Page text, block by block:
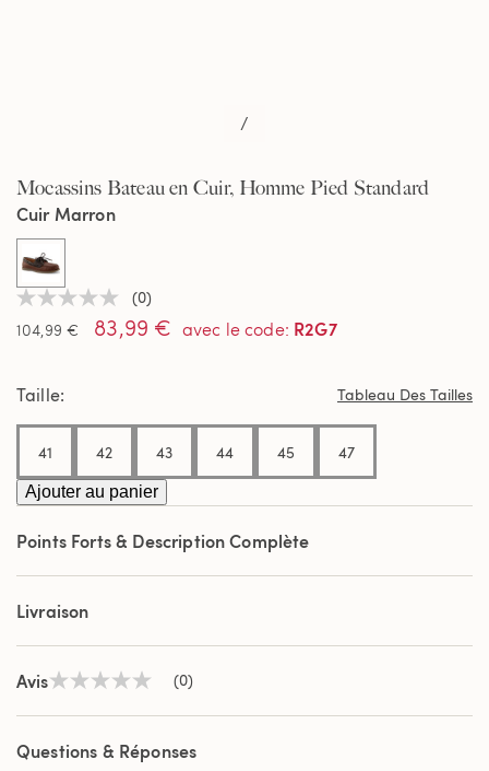
/
Mocassins Bateau en Cuir, Homme Pied Standard
Aucune
valeur
de
sur
même
page.
(0)
104,99 €
83,99 € avec le code: R2G7
Cuir Marron
selected
Taille Tableau Des Tailles
41 42 43 44 45 47
Ajouter au panier
Points Forts & Description Complète
Livraison
AvisAucune
de
notation
Lien
(0)
Questions & Réponses